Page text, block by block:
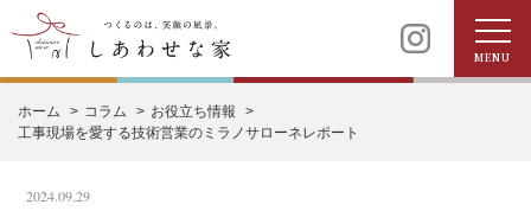
MENU
ホーム コラム
お役立ち情報
工事現場を愛する技術営業のミラノサローネレポート
2024.09.29